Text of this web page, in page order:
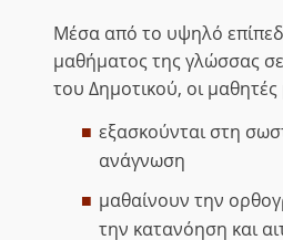
Μέσα από το υψηλό
μαθήματος της γλώσσας σε
του Δημοτικού, οι μαθητές
εξασκούνται στη
ανάγνωση
μαθαίνουν την
την κατανόηση και